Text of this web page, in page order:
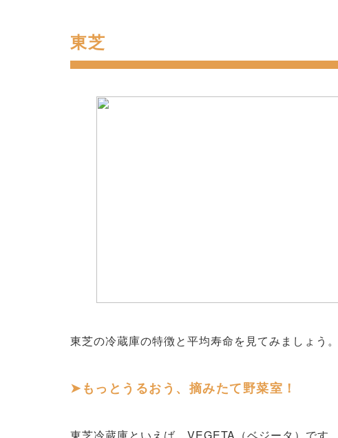
東芝
東芝の冷蔵庫の特徴と平均寿命を見てみましょう。
もっとうるおう、摘みたて野菜室！